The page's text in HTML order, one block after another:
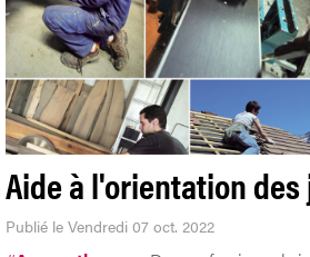
Aide à l'orientation
Publié le Vendredi 07 oct. 2022